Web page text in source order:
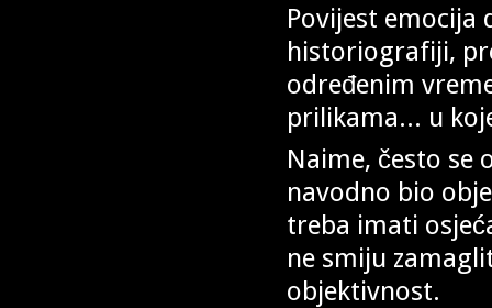
Povijest emocija
historiografiji,
određenim
prilikama... u
Naime, često se
navodno bio
treba imati
ne smiju
objektivnost.